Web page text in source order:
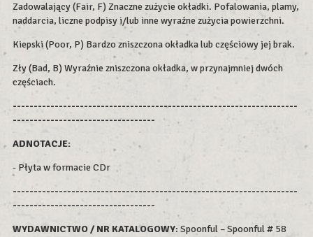
Zadowalający (Fair, F) Znaczne zużycie okładki. Pofalowania, plamy,
naddarcia, liczne podpisy i/lub inne wyraźne zużycia powierzchni.
Kiepski (Poor, P) Bardzo zniszczona okładka lub częściowy jej brak.
Zły (Bad, B) Wyraźnie zniszczona okładka, w przynajmniej dwóch
częściach.
--------------------------------------------------------------------
----------------------------------
ADNOTACJE:
- Płyta w formacie CDr
--------------------------------------------------------------------
----------------------------------
WYDAWNICTWO / NR KATALOGOWY: Spoonful – Spoonful # 58